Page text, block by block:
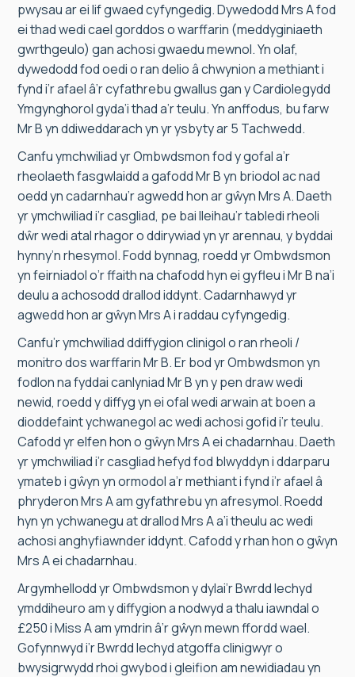
pwysau ar ei lif gwaed cyfyngedig. Dywedodd Mrs A fod
ei thad wedi cael gorddos o warffarin (meddyginiaeth
gwrthgeulo) gan achosi gwaedu mewnol. Yn olaf,
dywedodd fod oedi o ran delio â chwynion a methiant i
fynd i’r afael â’r cyfathrebu gwallus gan y Cardiolegydd
Ymgynghorol gyda’i thad a’r teulu. Yn anffodus, bu farw
Mr B yn ddiweddarach yn yr ysbyty ar 5 Tachwedd.
Canfu ymchwiliad yr Ombwdsmon fod y gofal a’r
rheolaeth fasgwlaidd a gafodd Mr B yn briodol ac nad
oedd yn cadarnhau’r agwedd hon ar gŵyn Mrs A. Daeth
yr ymchwiliad i’r casgliad, pe bai lleihau’r tabledi rheoli
dŵr wedi atal rhagor o ddirywiad yn yr arennau, y byddai
hynny’n rhesymol. Fodd bynnag, roedd yr Ombwdsmon
yn feirniadol o’r ffaith na chafodd hyn ei gyfleu i Mr B na’i
deulu a achosodd drallod iddynt. Cadarnhawyd yr
agwedd hon ar gŵyn Mrs A i raddau cyfyngedig.
Canfu’r ymchwiliad ddiffygion clinigol o ran rheoli /
monitro dos warffarin Mr B. Er bod yr Ombwdsmon yn
fodlon na fyddai canlyniad Mr B yn y pen draw wedi
newid, roedd y diffyg yn ei ofal wedi arwain at boen a
dioddefaint ychwanegol ac wedi achosi gofid i’r teulu.
Cafodd yr elfen hon o gŵyn Mrs A ei chadarnhau. Daeth
yr ymchwiliad i’r casgliad hefyd fod blwyddyn i ddarparu
ymateb i gŵyn yn ormodol a’r methiant i fynd i’r afael â
phryderon Mrs A am gyfathrebu yn afresymol. Roedd
hyn yn ychwanegu at drallod Mrs A a’i theulu ac wedi
achosi anghyfiawnder iddynt. Cafodd y rhan hon o gŵyn
Mrs A ei chadarnhau.
Argymhellodd yr Ombwdsmon y dylai’r Bwrdd Iechyd
ymddiheuro am y diffygion a nodwyd a thalu iawndal o
£250 i Miss A am ymdrin â’r gŵyn mewn ffordd wael.
Gofynnwyd i’r Bwrdd Iechyd atgoffa clinigwyr o
bwysigrwydd rhoi gwybod i gleifion am newidiadau yn